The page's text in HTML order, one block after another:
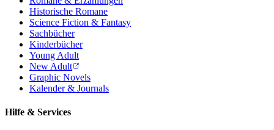
Historische Romane
Science Fiction & Fantasy
Sachbücher
Kinderbücher
Young Adult
New Adult
Graphic Novels
Kalender & Journals
Hilfe & Services